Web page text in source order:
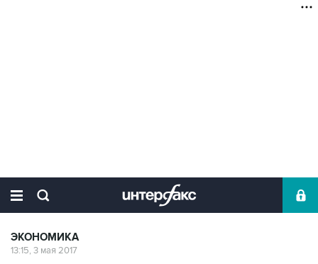
ЭКОНОМИКА
13:15, 3 мая 2017